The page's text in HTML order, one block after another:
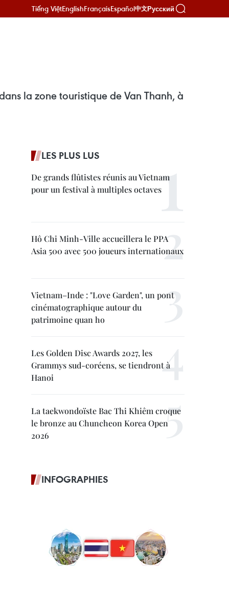
Tiếng ViệtEnglishFrançaisEspañol中文Русский
la zone touristique de Van Thanh, à
LES PLUS LUS
De grands flûtistes réunis au Vietnam
pour un festival à multiples octaves
Hô Chi Minh-Ville accueillera le PPA
Asia 500 avec 500 joueurs internationaux
Vietnam–Inde : "Love Garden", un pont
cinématographique autour du
patrimoine quan ho
Les Golden Disc Awards 2027, les
Grammys sud-coréens, se tiendront à
Hanoi
La taekwondoïste Bac Thi Khiêm croque
le bronze au Chuncheon Korea Open
2026
INFOGRAPHIES